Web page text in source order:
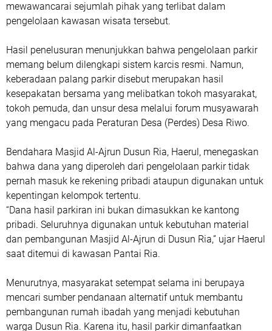
mewawancarai sejumlah pihak yang terlibat dalam
pengelolaan kawasan wisata tersebut.
Hasil penelusuran menunjukkan bahwa pengelolaan parkir
memang belum dilengkapi sistem karcis resmi. Namun,
keberadaan palang parkir disebut merupakan hasil
kesepakatan bersama yang melibatkan tokoh masyarakat,
tokoh pemuda, dan unsur desa melalui forum musyawarah
yang mengacu pada Peraturan Desa (Perdes) Desa Riwo.
Bendahara Masjid Al-Ajrun Dusun Ria, Haerul, menegaskan
bahwa dana yang diperoleh dari pengelolaan parkir tidak
pernah masuk ke rekening pribadi ataupun digunakan untuk
kepentingan kelompok tertentu.
“Dana hasil parkiran ini bukan dimasukkan ke kantong
pribadi. Seluruhnya digunakan untuk kebutuhan material
dan pembangunan Masjid Al-Ajrun di Dusun Ria,” ujar Haerul
saat ditemui di kawasan Pantai Ria.
Menurutnya, masyarakat setempat selama ini berupaya
mencari sumber pendanaan alternatif untuk membantu
pembangunan rumah ibadah yang menjadi kebutuhan
warga Dusun Ria. Karena itu, hasil parkir dimanfaatkan